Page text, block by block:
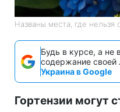
Названы места, где нельзя
Будь в курсе, а не
содержание своей
Украина в Google
Гортензии могут